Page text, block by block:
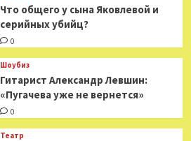
Что общего у сына Яковлевой и
серийных убийц?
0
Шоубиз
Гитарист Александр Левшин:
«Пугачева уже не вернется»
0
Театр